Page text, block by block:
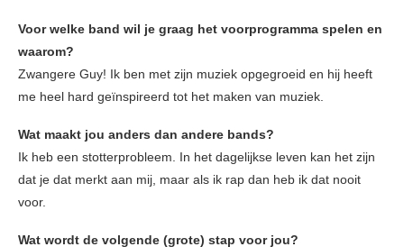
Voor welke band wil je graag het voorprogramma spelen en
waarom?
Zwangere Guy! Ik ben met zijn muziek opgegroeid en hij heeft
me heel hard geïnspireerd tot het maken van muziek.
Wat maakt jou anders dan andere bands?
Ik heb een stotterprobleem. In het dagelijkse leven kan het zijn
dat je dat merkt aan mij, maar als ik rap dan heb ik dat nooit
voor.
Wat wordt de volgende (grote) stap voor jou?